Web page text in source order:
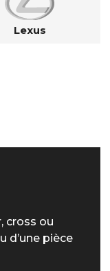
Lexus
cross ou
d’une pièce